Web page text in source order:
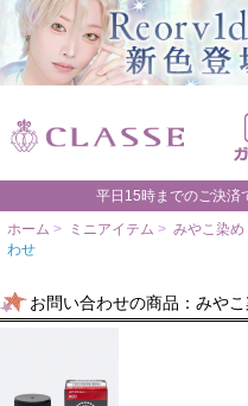
平日15時までのご決済
ホーム > ミニアイテム > みやこ染め
わせ
お問い合わせの商品：みや